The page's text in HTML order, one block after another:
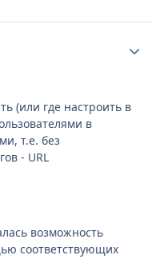
(или где настроить в
в
т.е. без
- URL
возможность
соответствующих